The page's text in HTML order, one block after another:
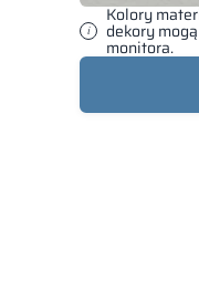
Kolory
dekory
monitora.